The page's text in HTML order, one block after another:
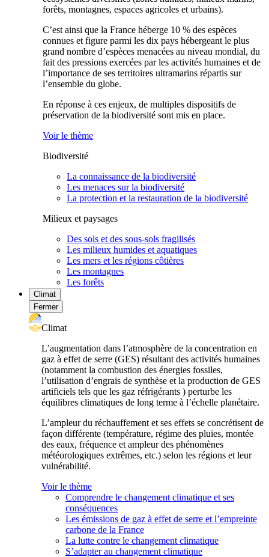
forêts, montagnes, espaces agricoles et urbains).
C’est ainsi que la France héberge 10 % des espèces
connues et figure parmi les dix pays hébergeant le plus
grand nombre d’espèces menacées au niveau mondial, du
fait des pressions exercées par les activités humaines et de
l’importance de ses territoires ultramarins répartis sur
l’ensemble du globe.
En réponse à ces enjeux, de multiples dispositifs de
préservation de la biodiversité sont mis en place.
Voir le thème
Biodiversité
La connaissance de la biodiversité
Les menaces sur la biodiversité
La protection et la restauration de la biodiversité
Milieux et paysages
Des sols et des sous-sols fragilisés
Les milieux humides et aquatiques
Les mers et les régions côtières
Les montagnes
Les forêts
Climat
Fermer
Climat
L’augmentation dans l’atmosphère de la concentration en
gaz à effet de serre (GES) résultant des activités humaines
(notamment la combustion des énergies fossiles,
l’utilisation d’engrais de synthèse et la production de GES
artificiels tels que les gaz réfrigérants ) perturbe les
équilibres climatiques de long terme à l’échelle planétaire.
L’ampleur du réchauffement et ses effets se concrétisent de
façon différente (température, régime des pluies, montée
des eaux, fréquence et ampleur des phénomènes
météorologiques extrêmes, etc.) selon les régions et leur
vulnérabilité.
Voir le thème
Comprendre le changement climatique et ses
conséquences
Les émissions de gaz à effet de serre et l’empreinte
carbone de la France
La lutte contre le changement climatique
S’adapter au changement climatique